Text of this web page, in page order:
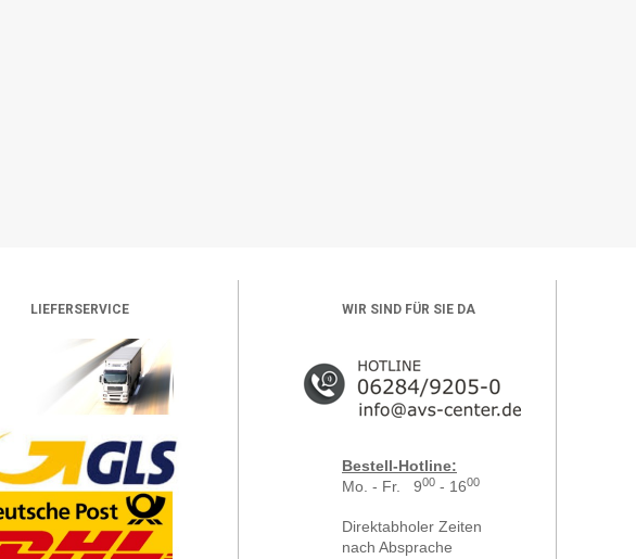
LIEFERSERVICE WIR SIND FÜR SIE DA
Bestell-Hotline:
Mo. - Fr. 900 - 1600
Direktabholer Zeiten
nach Absprache